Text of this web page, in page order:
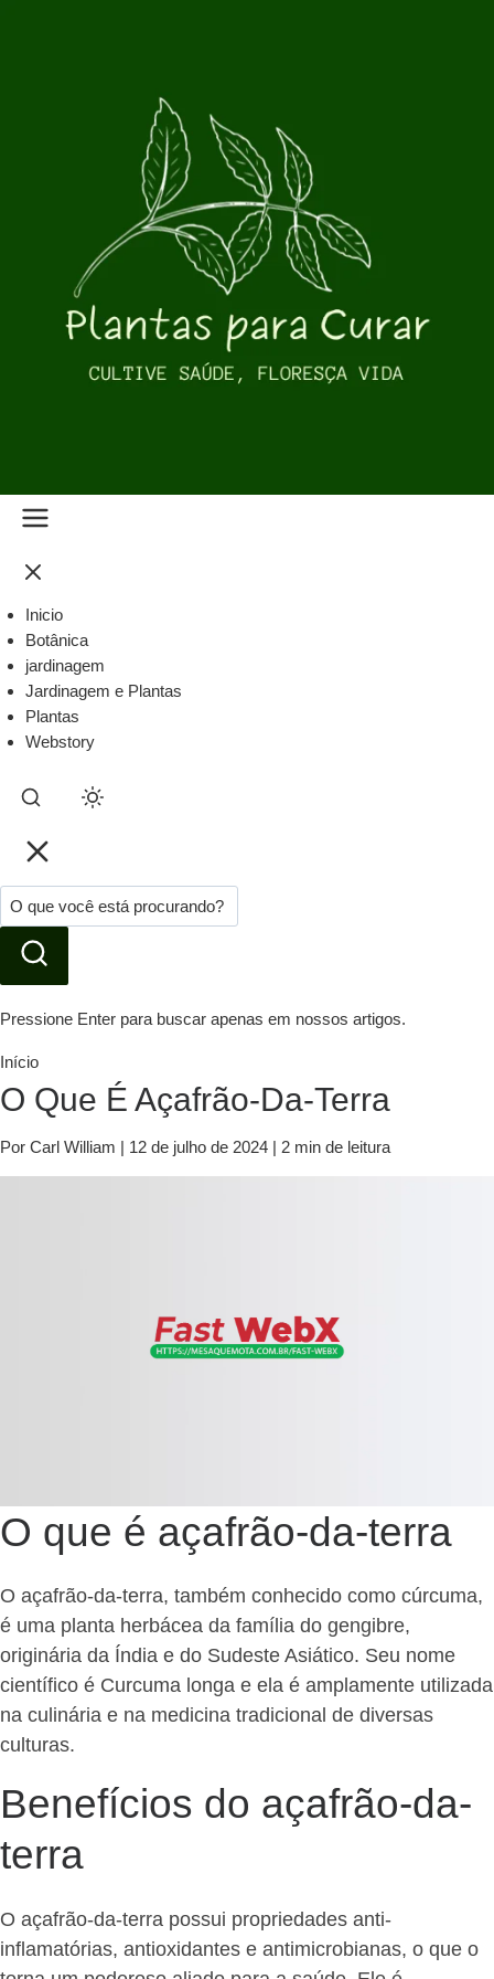
Inicio
Botânica
jardinagem
Jardinagem e Plantas
Plantas
Webstory
Pressione Enter para buscar apenas em nossos artigos.
Início
O Que É Açafrão-Da-Terra
Por Carl William | 12 de julho de 2024 | 2 min de leitura
O que é açafrão-da-terra
O açafrão-da-terra, também conhecido como cúrcuma,
é uma planta herbácea da família do gengibre,
originária da Índia e do Sudeste Asiático. Seu nome
científico é Curcuma longa e ela é amplamente utilizada
na culinária e na medicina tradicional de diversas
culturas.
Benefícios do açafrão-da-
terra
O açafrão-da-terra possui propriedades anti-
inflamatórias, antioxidantes e antimicrobianas, o que o